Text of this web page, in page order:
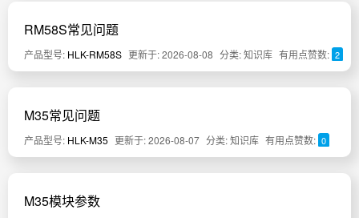
RM58S常见问题
产品型号: HLK-RM58S 更新于: 2026-08-08 分类: 知识库 有用点赞数: 2
M35常见问题
产品型号: HLK-M35 更新于: 2026-08-07 分类: 知识库 有用点赞数: 0
M35模块参数